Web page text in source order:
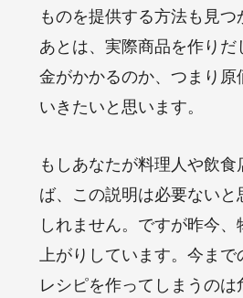
ものを提供する方法も見つ
あとは、実際商品を作りだ
金がかかるのか、つまり原
いきたいと思います。
もしあなたが料理人や飲
ば、この説明は必要ないと
しれません。ですが昨今
上がりしています。今まで
レシピを作ってしまうの